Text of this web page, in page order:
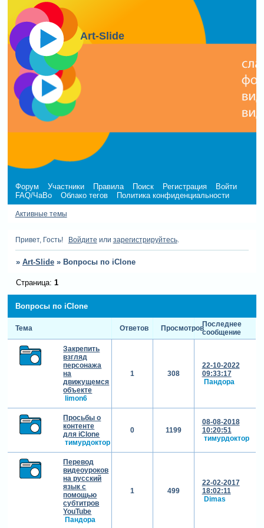
Art-Slide
Форум Участники Правила Поиск Регистрация
Войти
FAQ/ЧаВо
Облако тегов Политика конфиденциальности
Активные темы
Привет, Гость! Войдите или зарегистрируйтесь.
» Art-Slide » Вопросы по iClone
Вопросы по iClone
Страница: 1
Тема Ответов ПросмотровПоследнее
сообщение
Закрепить
взгляд
персонажа
на
движущемся
объекте
limon6
1 308
22-10-2022
09:33:17
Пандора
Просьбы о
контенте
для iClone
тимурдоктор
0 1199
08-08-2018
10:20:51
тимурдоктор
Перевод
видеоуроков
на русский
язык с
помощью
субтитров
YouTube
Пандора
1 499
22-02-2017
18:02:11
Dimas